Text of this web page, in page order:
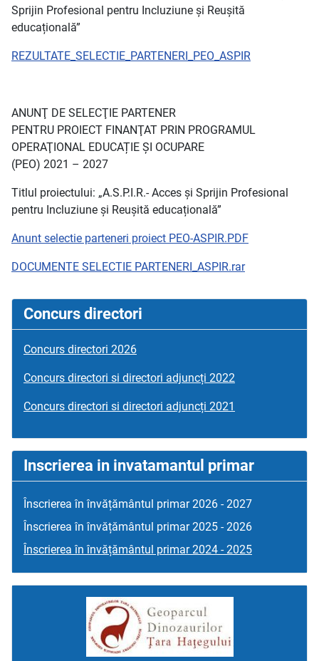
Sprijin Profesional pentru Incluziune și Reușită
educațională”
REZULTATE_SELECTIE_PARTENERI_PEO_ASPIR
ANUNŢ DE SELECŢIE PARTENER
PENTRU PROIECT FINANŢAT PRIN PROGRAMUL
OPERAŢIONAL EDUCAȚIE ȘI OCUPARE
(PEO) 2021 – 2027
Titlul proiectului: „A.S.P.I.R.- Acces și Sprijin Profesional
pentru Incluziune și Reușită educațională”
Anunt selectie parteneri proiect PEO-ASPIR.PDF
DOCUMENTE SELECTIE PARTENERI_ASPIR.rar
Concurs directori
Concurs directori 2026
Concurs directori si directori adjuncți 2022
Concurs directori si directori adjuncți 2021
Inscrierea in invatamantul primar
Înscrierea în învățământul primar 2026 - 2027
Înscrierea în învățământul primar 2025 - 2026
Înscrierea în învățământul primar 2024 - 2025